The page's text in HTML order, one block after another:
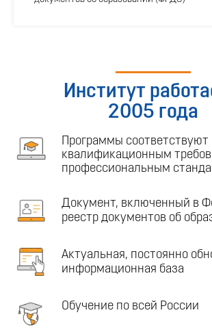
Институт
2005 года
Программы соответствуют
квалификационным
профессиональным
Документ, включенный в
реестр документов об
Актуальная, постоянно
информационная база
Обучение по всей России